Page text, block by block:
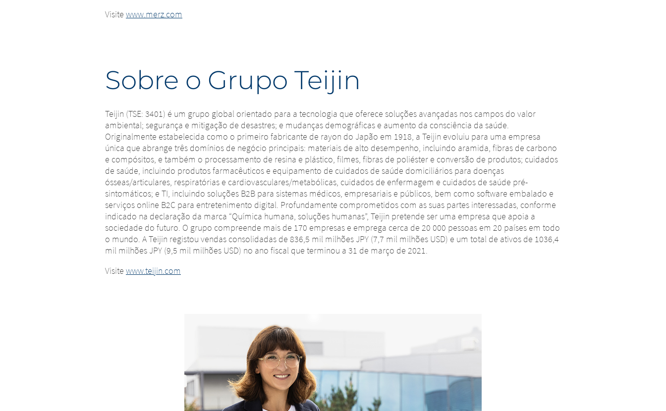
Visite www.merz.com
Sobre o Grupo Teijin
Teijin (TSE: 3401) é um grupo global orientado para a tecnologia que oferece soluções avançadas nos campos do valor
ambiental; segurança e mitigação de desastres; e mudanças demográficas e aumento da consciência da saúde.
Originalmente estabelecida como o primeiro fabricante de rayon do Japão em 1918, a Teijin evoluiu para uma empresa
única que abrange três domínios de negócio principais: materiais de alto desempenho, incluindo aramida, fibras de carbono
e compósitos, e também o processamento de resina e plástico, filmes, fibras de poliéster e conversão de produtos; cuidados
de saúde, incluindo produtos farmacêuticos e equipamento de cuidados de saúde domiciliários para doenças
ósseas/articulares, respiratórias e cardiovasculares/metabólicas, cuidados de enfermagem e cuidados de saúde pré-
sintomáticos; e TI, incluindo soluções B2B para sistemas médicos, empresariais e públicos, bem como software embalado e
serviços online B2C para entretenimento digital. Profundamente comprometidos com as suas partes interessadas, conforme
indicado na declaração da marca “Química humana, soluções humanas”, Teijin pretende ser uma empresa que apoia a
sociedade do futuro. O grupo compreende mais de 170 empresas e emprega cerca de 20 000 pessoas em 20 países em todo
o mundo. A Teijin registou vendas consolidadas de 836,5 mil milhões JPY (7,7 mil milhões USD) e um total de ativos de 1036,4
mil milhões JPY (9,5 mil milhões USD) no ano fiscal que terminou a 31 de março de 2021.
Visite www.teijin.com